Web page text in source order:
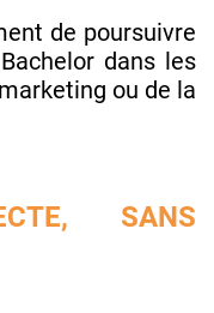
de poursuivre
dans les
ou de la
SANS